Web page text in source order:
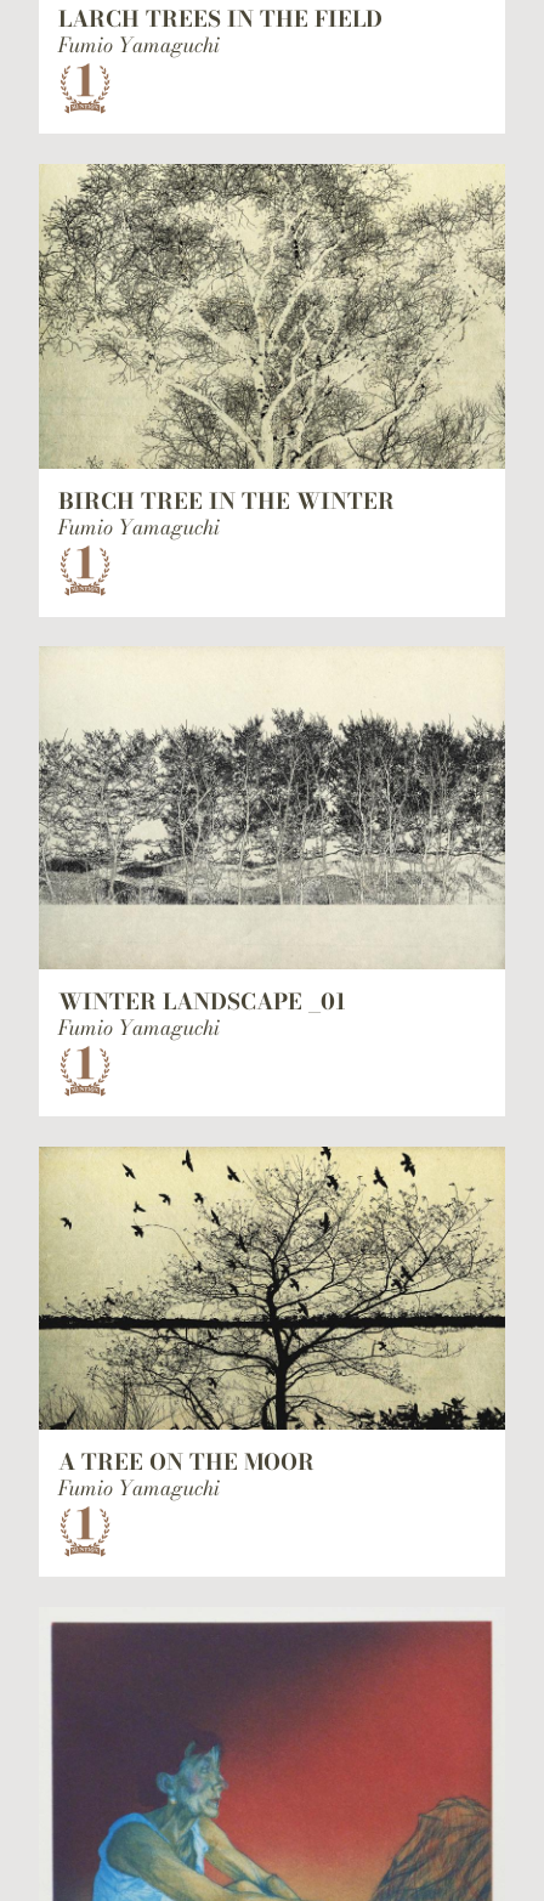
LARCH TREES IN THE FIELD
Fumio Yamaguchi
BIRCH TREE IN THE WINTER
Fumio Yamaguchi
WINTER LANDSCAPE _01
Fumio Yamaguchi
A TREE ON THE MOOR
Fumio Yamaguchi